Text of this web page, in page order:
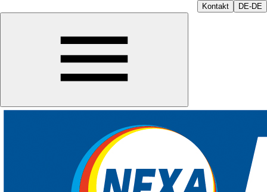
Kontakt DE-DE